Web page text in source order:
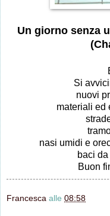
Un giorno senza
Si
nuovi
materiali ed
nasi umidi e
baci
Buon
Francesca alle 08:58